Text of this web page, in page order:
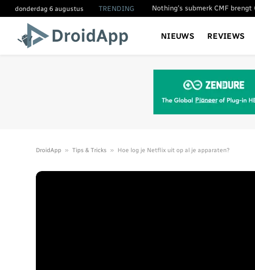
donderdag 6 augustus TRENDING
NIEUWS REVIEWS
DroidApp » Tips & Tricks » Hoe log je Netflix uit op al je apparaten?